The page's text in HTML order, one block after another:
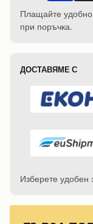
Плащайте
при поръчка.
ДОСТАВЯМЕ С
Изберете удобен